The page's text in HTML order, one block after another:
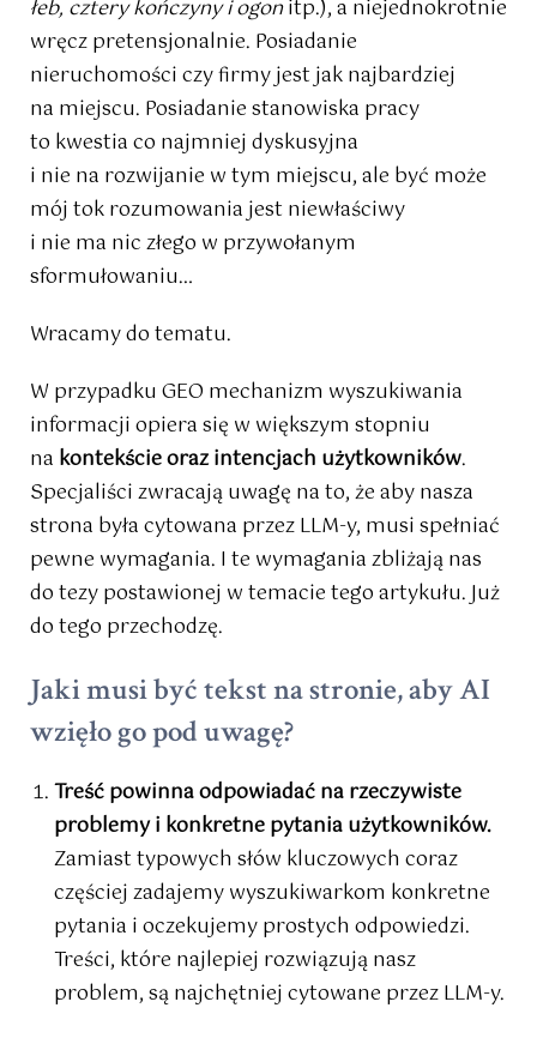
łeb, cztery kończyny i ogonitp.), a niejednokrotnie
wręcz pretensjonalnie. Posiadanie
nieruchomości czy firmy jest jak najbardziej
na miejscu. Posiadanie stanowiska pracy
to kwestia co najmniej dyskusyjna
i nie na rozwijanie w tym miejscu, ale być może
mój tok rozumowania jest niewłaściwy
i nie ma nic złego w przywołanym
sformułowaniu…
Wracamy do tematu.
W przypadku GEO mechanizm wyszukiwania
informacji opiera się w większym stopniu
na kontekścieoraz intencjach użytkowników.
Specjaliści zwracają uwagę na to, że aby nasza
strona była cytowana przez LLM-y, musi spełniać
pewne wymagania. I te wymagania zbliżają nas
do tezy postawionej w temacie tego artykułu. Już
do tego przechodzę.
Jaki musi być tekst na stronie, aby AI
wzięło go pod uwagę?
Treść powinna odpowiadać na rzeczywiste
problemy i konkretne pytania użytkowników.
Zamiast typowych słów kluczowych coraz
częściej zadajemy wyszukiwarkom konkretne
pytania i oczekujemy prostych odpowiedzi.
Treści, które najlepiej rozwiązują nasz
problem, są najchętniej cytowane przez LLM-y.